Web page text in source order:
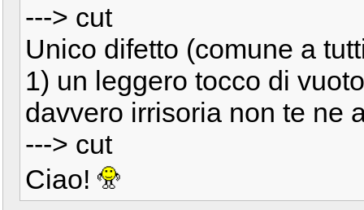
---> cut
Unico difetto (comune a
1) un leggero tocco di
davvero irrisoria non te ne
---> cut
Ciao!